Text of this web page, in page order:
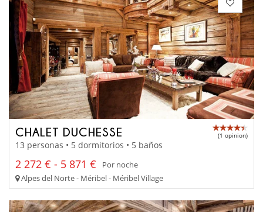
CHALET DUCHESSE (1 opinion)
13 personas • 5 dormitorios • 5 baños
2 272 € - 5 871 €
Por noche
Alpes del Norte - Méribel - Méribel Village